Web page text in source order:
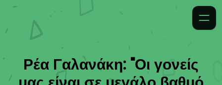
Ρέα Γαλανάκη: "Οι γονείς